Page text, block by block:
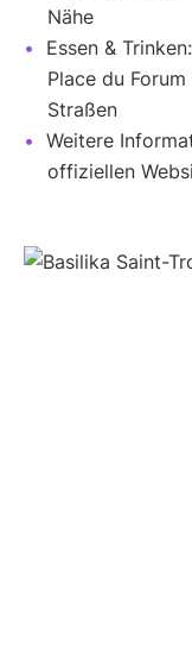
Nähe
Essen &
Place du
Straßen
Weitere
offiziellen